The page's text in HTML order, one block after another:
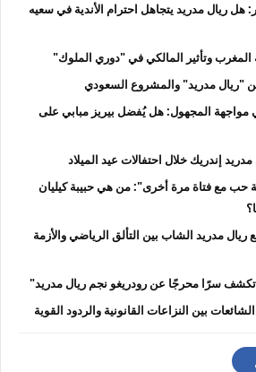
هل ريال مدريد يتجاهل احترام الأندية في سعيه
المغرب وتأثير المالكي في "دوري الملوك"
"ريال مدريد" والمشروع السعودي
مواجهة المجهول: هل يُفضل بيريز مبابي على
إندريك خلال احتفالات عيد الميلاد
مع فتاة مرة أخرى": من هي حبيبة كيليان
مدريد الشاب بين التألق الرياضي والأزمة
تكشف سرًا محرجًا عن رودريغو نجم ريال مدريد"
بين النزاعات القانونية والردود القوية